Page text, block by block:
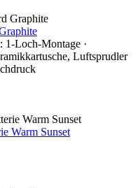
1-Loch-Montage ·
Luftsprudler
Warm Sunset